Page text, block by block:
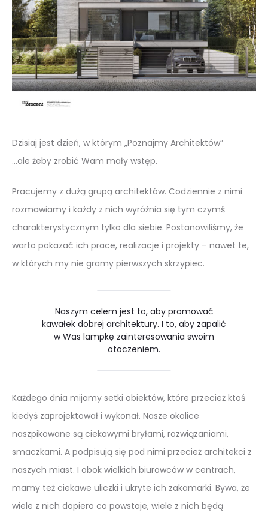
Dzisiaj jest dzień, w którym „Poznajmy Architektów”
…ale żeby zrobić Wam mały wstęp.
Pracujemy z dużą grupą architektów. Codziennie z nimi
rozmawiamy i każdy z nich wyróżnia się tym czymś
charakterystycznym tylko dla siebie. Postanowiliśmy, że
warto pokazać ich prace, realizacje i projekty – nawet te,
w których my nie gramy pierwszych skrzypiec.
Naszym celem jest to, aby promować
kawałek dobrej architektury. I to, aby zapalić
w Was lampkę zainteresowania swoim
otoczeniem.
Każdego dnia mijamy setki obiektów, które przecież ktoś
kiedyś zaprojektował i wykonał. Nasze okolice
naszpikowane są ciekawymi bryłami, rozwiązaniami,
smaczkami. A podpisują się pod nimi przecież architekci z
naszych miast. I obok wielkich biurowców w centrach,
mamy też ciekawe uliczki i ukryte ich zakamarki. Bywa, że
wiele z nich dopiero co powstaje, wiele z nich będą